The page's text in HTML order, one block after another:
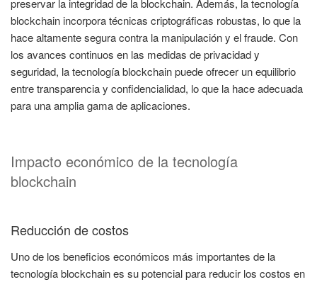
preservar la integridad de la blockchain. Además, la tecnología
blockchain incorpora técnicas criptográficas robustas, lo que la
hace altamente segura contra la manipulación y el fraude. Con
los avances continuos en las medidas de privacidad y
seguridad, la tecnología blockchain puede ofrecer un equilibrio
entre transparencia y confidencialidad, lo que la hace adecuada
para una amplia gama de aplicaciones.
Impacto económico de la tecnología
blockchain
Reducción de costos
Uno de los beneficios económicos más importantes de la
tecnología blockchain es su potencial para reducir los costos en